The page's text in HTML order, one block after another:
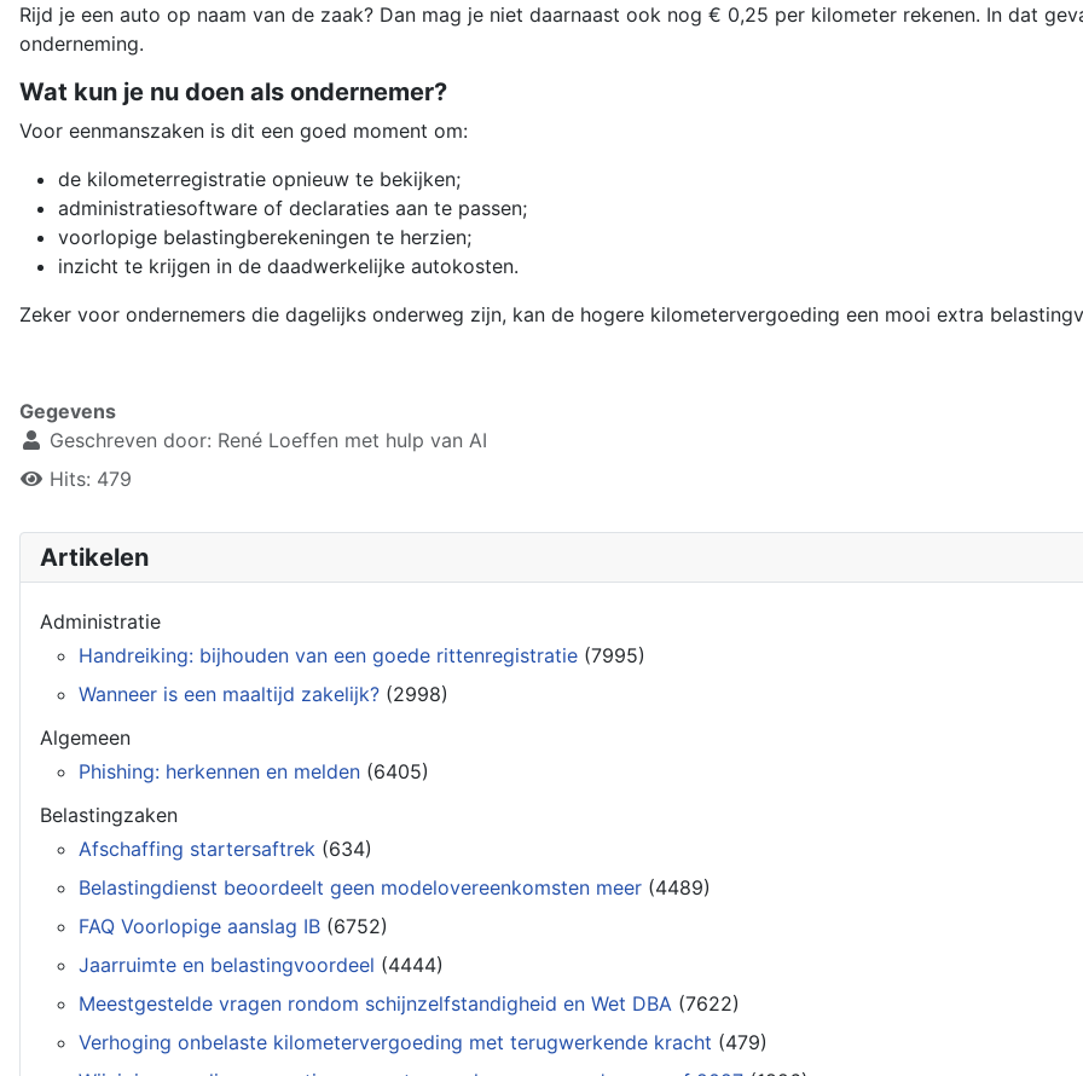
Rijd je een auto op naam van de zaak? Dan mag je niet daarnaast ook nog € 0,25 per kilometer rekenen. In dat
onderneming.
Wat kun je nu doen als ondernemer?
Voor eenmanszaken is dit een goed moment om:
de kilometerregistratie opnieuw te bekijken;
administratiesoftware of declaraties aan te passen;
voorlopige belastingberekeningen te herzien;
inzicht te krijgen in de daadwerkelijke autokosten.
Zeker voor ondernemers die dagelijks onderweg zijn, kan de hogere kilometervergoeding een mooi extra
Gegevens
Geschreven door: René Loeffen met hulp van AI
Hits: 479
Artikelen
Administratie
Handreiking: bijhouden van een goede rittenregistratie (7995)
Wanneer is een maaltijd zakelijk? (2998)
Algemeen
Phishing: herkennen en melden (6405)
Belastingzaken
Afschaffing startersaftrek (634)
Belastingdienst beoordeelt geen modelovereenkomsten meer (4489)
FAQ Voorlopige aanslag IB (6752)
Jaarruimte en belastingvoordeel (4444)
Meestgestelde vragen rondom schijnzelfstandigheid en Wet DBA (7622)
Verhoging onbelaste kilometervergoeding met terugwerkende kracht (479)